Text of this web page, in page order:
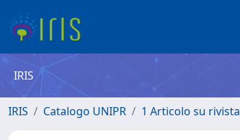
IRIS
IRIS Catalogo UNIPR 1 Articolo su rivista